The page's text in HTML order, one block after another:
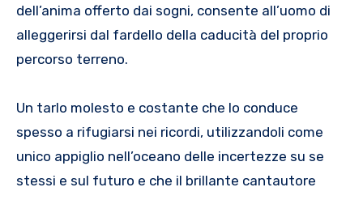
dell’anima offerto dai sogni, consente all’uomo di
alleggerirsi dal fardello della caducità del proprio
percorso terreno.
Un tarlo molesto e costante che lo conduce
spesso a rifugiarsi nei ricordi, utilizzandoli come
unico appiglio nell’oceano delle incertezze su se
stessi e sul futuro e che il brillante cantautore